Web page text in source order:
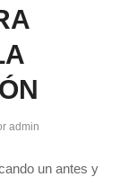
admin
un antes y